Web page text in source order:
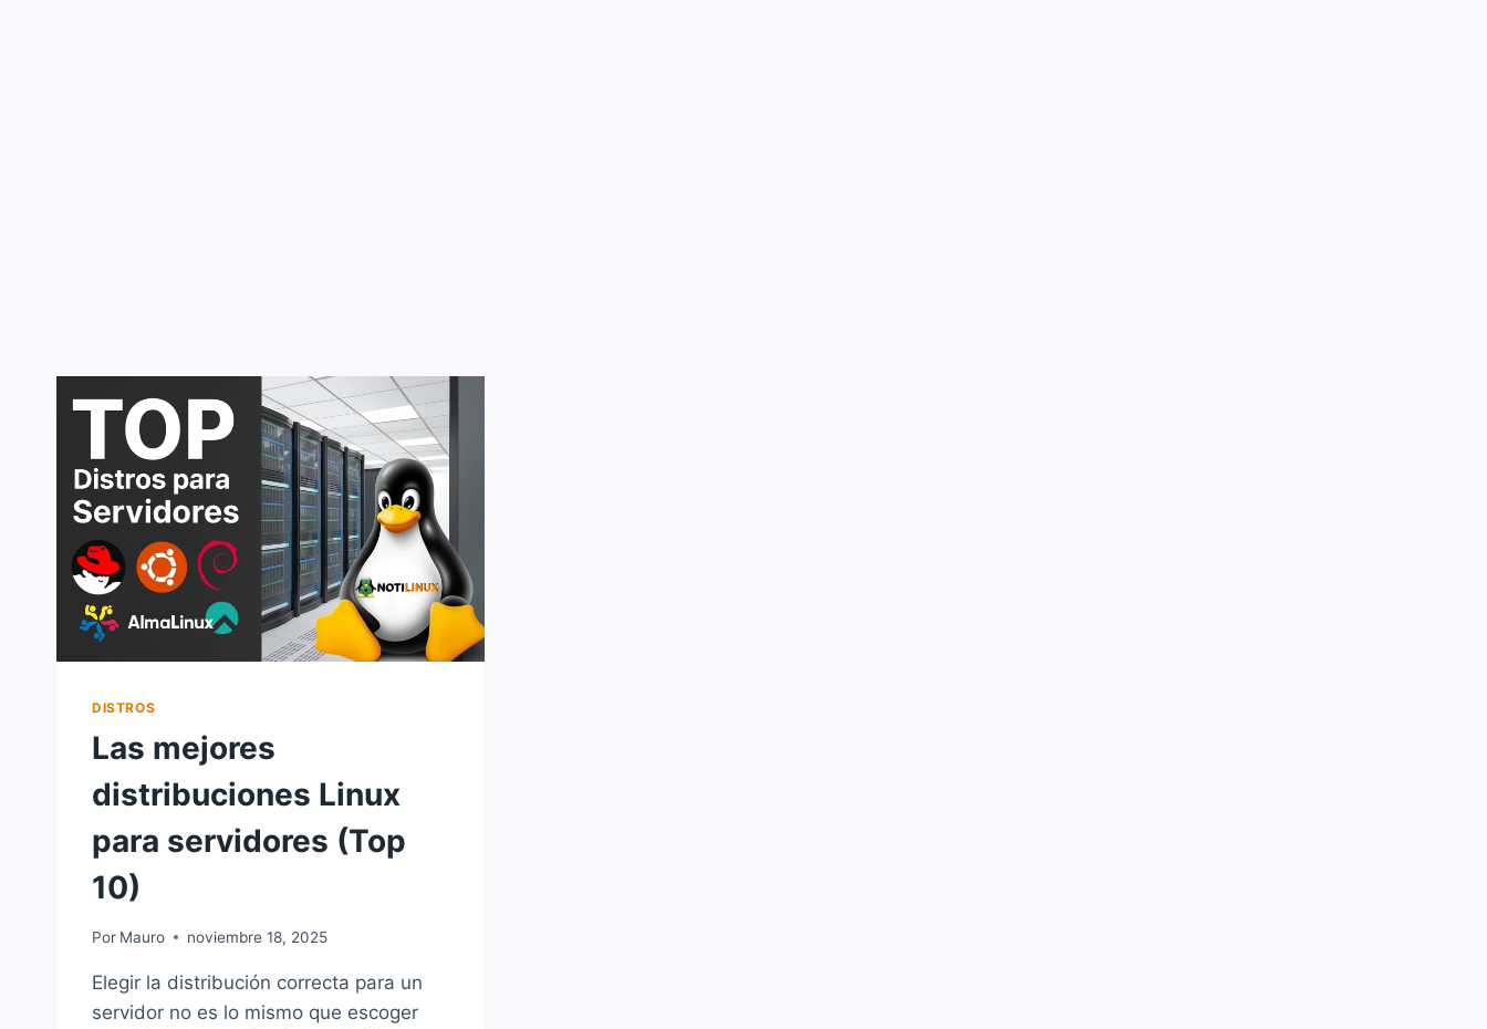
DISTROS
Las mejores
distribuciones Linux
para servidores (Top
10)
Por Mauro noviembre 18, 2025
Elegir la distribución correcta para un
servidor no es lo mismo que escoger